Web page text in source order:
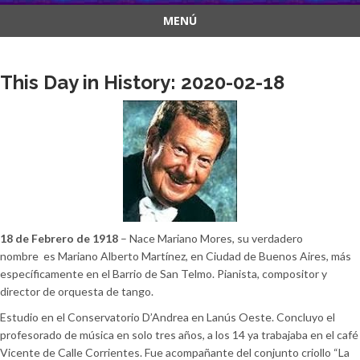
MENÚ
contenido
This Day in History: 2020-02-18
18 de Febrero de 1918 – Nace Mariano Mores, su verdadero
nombre es Mariano Alberto Martínez, en Ciudad de Buenos Aires, más
específicamente en el Barrio de San Telmo. Pianista, compositor y
director de orquesta de tango.
Estudio en el Conservatorio D’Andrea en Lanús Oeste. Concluyo el
profesorado de música en solo tres años, a los 14 ya trabajaba en el café
Vicente de Calle Corrientes. Fue acompañante del conjunto criollo “La